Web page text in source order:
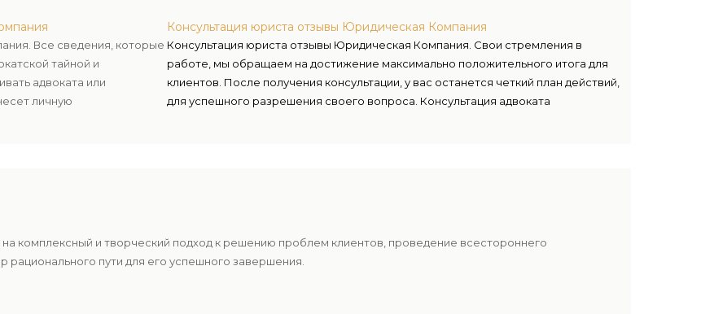
Все сведения, которые
тайной и
адвоката или
личную
Консультация юриста отзывы Юридическая Компания
Консультация юриста отзывы Юридическая Компания. Свои стремления в
работе, мы обращаем на достижение максимально положительного итога для
клиентов. После получения консультации, у вас останется четкий план действий,
для успешного разрешения своего вопроса. Консультация адвоката
комплексный и творческий подход к решению проблем клиентов, проведение всестороннего
пути для его успешного завершения.